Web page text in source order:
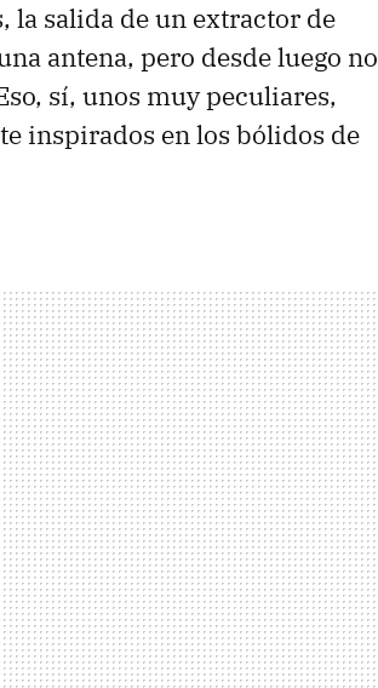
la salida de un extractor de
antena, pero desde luego no
sí, unos muy peculiares,
inspirados en los bólidos de